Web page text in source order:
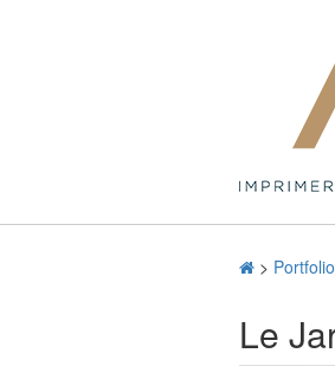
> Portfolio
Le